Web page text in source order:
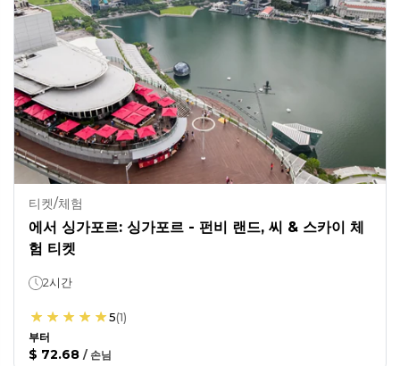
티켓/체험
에서 싱가포르: 싱가포르 - 펀비 랜드, 씨 & 스카이 체
험 티켓
2시간
5(1)
부터
$ 72.68 / 손님